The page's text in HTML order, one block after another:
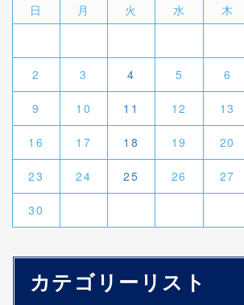
日
月 火 水 木
2 3 4 5 6
9 10 11 12 13
16 17 18 19 20
23 24 25 26 27
30
カテゴリーリスト